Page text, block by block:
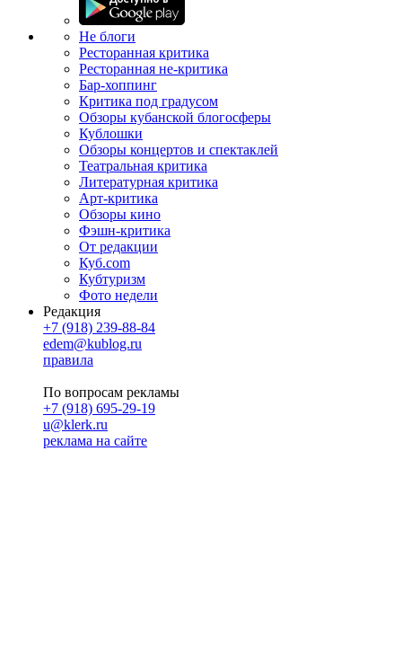
Не блоги
Ресторанная критика
Ресторанная не-критика
Бар-хоппинг
Критика под градусом
Обзоры кубанской блогосферы
Кублошки
Обзоры концертов и спектаклей
Театральная критика
Литературная критика
Арт-критика
Обзоры кино
Фэшн-критика
От редакции
Куб.com
Кубтуризм
Фото недели
Редакция
+7 (918) 239-88-84
edem@kublog.ru
правила
По вопросам рекламы
+7 (918) 695-29-19
u@klerk.ru
реклама на сайте